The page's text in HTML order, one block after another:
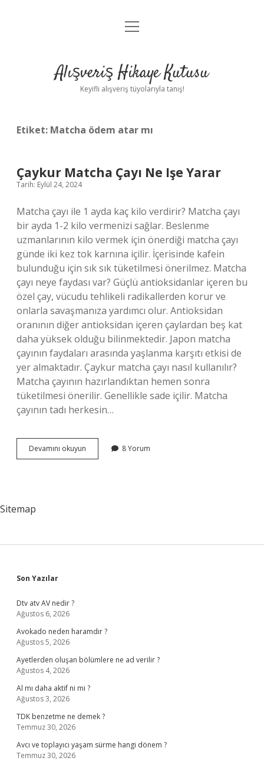
Anasayfa
Yasal Uyarı
menüyü
Alışveriş Hikaye Kutusu
Keyifli alışveriş tüyolarıyla tanış!
Etiket: Matcha ödem atar mı
Çaykur Matcha Çayı Ne Işe Yarar
Tarih: Eylül 24, 2024
Matcha çayı ile 1 ayda kaç kilo verdirir? Matcha çayı
bir ayda 1-2 kilo vermenizi sağlar. Beslenme
uzmanlarının kilo vermek için önerdiği matcha çayı
günde iki kez tok karnına içilir. İçerisinde kafein
bulunduğu için sık sık tüketilmesi önerilmez. Matcha
çayı neye faydası var? Güçlü antioksidanlar içeren bu
özel çay, vücudu tehlikeli radikallerden korur ve
onlarla savaşmanıza yardımcı olur. Antioksidan
oranının diğer antioksidan içeren çaylardan beş kat
daha yüksek olduğu bilinmektedir. Japon matcha
çayının faydaları arasında yaşlanma karşıtı etkisi de
yer almaktadır. Çaykur matcha çayı nasıl kullanılır?
Matcha çayının hazırlandıktan hemen sonra
tüketilmesi önerilir. Genellikle sade içilir. Matcha
çayının tadı herkesin…
Devamını okuyun
Matcha
8 Yorum
Sitemap
Sidebar
Son Yazılar
Dtv atv AV nedir ?
Ağustos 6, 2026
Avokado neden haramdır ?
Ağustos 5, 2026
Ayetlerden oluşan bölümlere ne ad verilir ?
Ağustos 4, 2026
Al mı daha aktif ni mi ?
Ağustos 3, 2026
TDK benzetme ne demek ?
Temmuz 30, 2026
Avcı ve toplayıcı yaşam sürme hangi dönem ?
Temmuz 30, 2026